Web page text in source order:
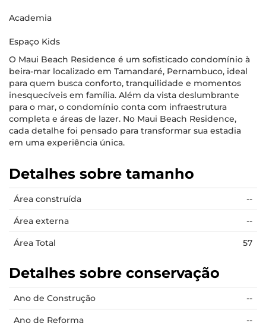
Academia
Espaço Kids
O Maui Beach Residence é um sofisticado condomínio à
beira-mar localizado em Tamandaré, Pernambuco, ideal
para quem busca conforto, tranquilidade e momentos
inesquecíveis em família. Além da vista deslumbrante
para o mar, o condomínio conta com infraestrutura
completa e áreas de lazer. No Maui Beach Residence,
cada detalhe foi pensado para transformar sua estadia
em uma experiência única.
Detalhes sobre tamanho
Área construída --
Área externa --
Área Total 57
Detalhes sobre conservação
Ano de Construção --
Ano de Reforma --